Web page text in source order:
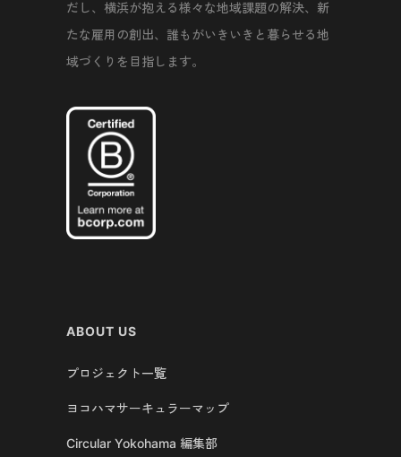
だし、横浜が抱える様々な地域課題の解決、新
たな雇用の創出、誰もがいきいきと暮らせる地
域づくりを目指します。
ABOUT US
プロジェクト一覧
ヨコハマサーキュラーマップ
Circular Yokohama 編集部